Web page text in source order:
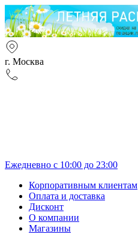
г. Москва
Ежедневно с 10:00 до 23:00
Корпоративным клиентам
Оплата и доставка
Дисконт
О компании
Магазины